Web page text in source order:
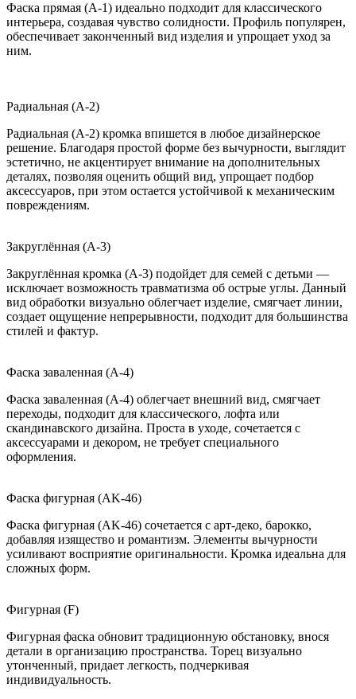
Фаска прямая (A-1) идеально подходит для классического
интерьера, создавая чувство солидности. Профиль популярен,
обеспечивает законченный вид изделия и упрощает уход за
ним.
Радиальная (A-2)
Радиальная (A-2) кромка впишется в любое дизайнерское
решение. Благодаря простой форме без вычурности, выглядит
эстетично, не акцентирует внимание на дополнительных
деталях, позволяя оценить общий вид, упрощает подбор
аксессуаров, при этом остается устойчивой к механическим
повреждениям.
Закруглённая (A-3)
Закруглённая кромка (A-3) подойдет для семей с детьми —
исключает возможность травматизма об острые углы. Данный
вид обработки визуально облегчает изделие, смягчает линии,
создает ощущение непрерывности, подходит для большинства
стилей и фактур.
Фаска заваленная (A-4)
Фаска заваленная (A-4) облегчает внешний вид, смягчает
переходы, подходит для классического, лофта или
скандинавского дизайна. Проста в уходе, сочетается с
аксессуарами и декором, не требует специального
оформления.
Фаска фигурная (AK-46)
Фаска фигурная (AK-46) сочетается с арт-деко, барокко,
добавляя изящество и романтизм. Элементы вычурности
усиливают восприятие оригинальности. Кромка идеальна для
сложных форм.
Фигурная (F)
Фигурная фаска обновит традиционную обстановку, внося
детали в организацию пространства. Торец визуально
утонченный, придает легкость, подчеркивая
индивидуальность.